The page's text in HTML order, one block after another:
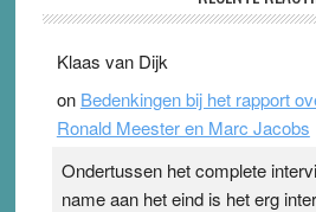
Ward van Beek
topsporters. Ze hopen ermee hun
terwijl ze meer zuurstof opnemen.
pleister geen effect. Maar het
Pleisterplakkers in de topspsort ›
Klaas van Dijk
on Bedenkingen bij het rapport
Ronald Meester en Marc Jacobs
Ondertussen het complete
name aan het eind is het erg